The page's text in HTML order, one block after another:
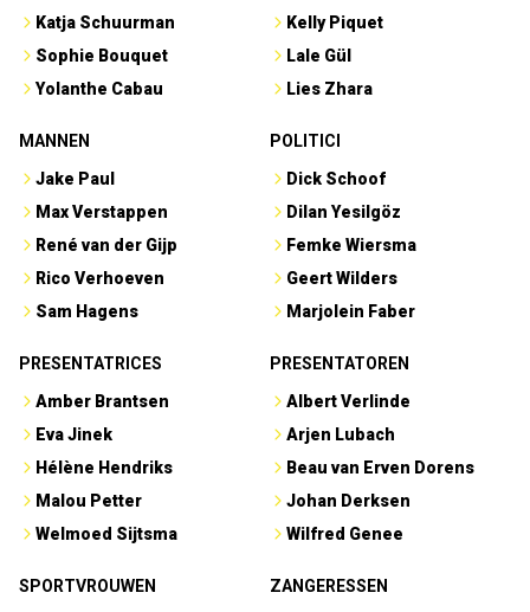
Katja Schuurman
Sophie Bouquet
Yolanthe Cabau
Kelly Piquet
Lale Gül
Lies Zhara
MANNEN
Jake Paul
Max Verstappen
René van der Gijp
Rico Verhoeven
Sam Hagens
POLITICI
Dick Schoof
Dilan Yesilgöz
Femke Wiersma
Geert Wilders
Marjolein Faber
PRESENTATRICES
Amber Brantsen
Eva Jinek
Hélène Hendriks
Malou Petter
Welmoed Sijtsma
PRESENTATOREN
Albert Verlinde
Arjen Lubach
Beau van Erven Dorens
Johan Derksen
Wilfred Genee
SPORTVROUWEN ZANGERESSEN